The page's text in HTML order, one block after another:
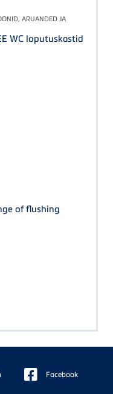
ARUANDED JA
WC loputuskastid
of flushing
Facebook